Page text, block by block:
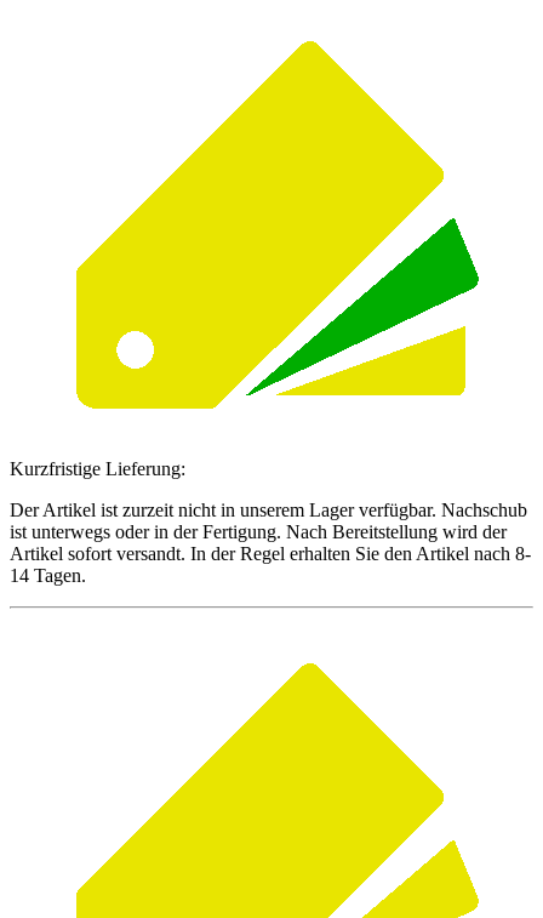
Kurzfristige Lieferung:
Der Artikel ist zurzeit nicht in unserem Lager verfügbar. Nachschub
ist unterwegs oder in der Fertigung. Nach Bereitstellung wird der
Artikel sofort versandt. In der Regel erhalten Sie den Artikel nach 8-
14 Tagen.